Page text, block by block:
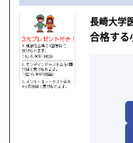
長崎大学
合格する